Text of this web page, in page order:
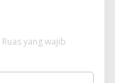
Ruas yang wajib